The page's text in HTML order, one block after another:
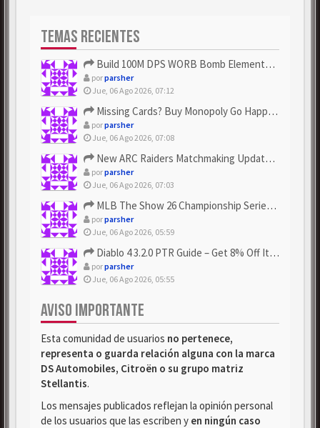
TEMAS RECIENTES
Build 100M DPS WORB Bomb Elementalist Fast - Grab POE Curren...
porparsher
Jue, 06 Ago 2026, 07:12
Missing Cards? Buy Monopoly Go Happy Harvest with Looney Tun...
porparsher
Jue, 06 Ago 2026, 07:08
New ARC Raiders Matchmaking Update: Stop Failed - Grab Bluep...
porparsher
Jue, 06 Ago 2026, 07:03
MLB The Show 26 Championship Series Update! Get Cheap & ...
porparsher
Jue, 06 Ago 2026, 05:59
Diablo 4 3.2.0 PTR Guide – Get 8% Off Items Quickly to Test ...
porparsher
Jue, 06 Ago 2026, 05:55
AVISO IMPORTANTE
Esta comunidad de usuarios no pertenece,
representa o guarda relación alguna con la marca
DS Automobiles, Citroën o su grupo matriz
Stellantis.
Los mensajes publicados reflejan la opinión personal
de los usuarios que las escriben y en ningún caso